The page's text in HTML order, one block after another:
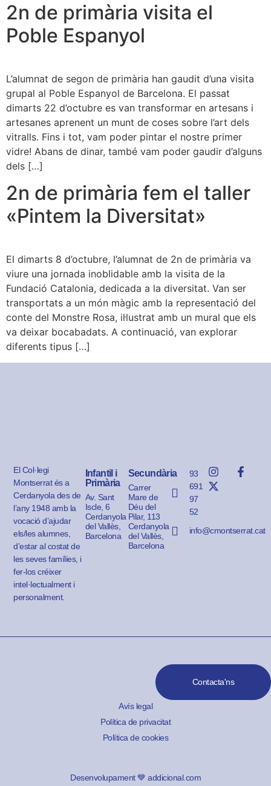
2n de primària visita el
Poble Espanyol
L’alumnat de segon de primària han gaudit d’una visita
grupal al Poble Espanyol de Barcelona. El passat
dimarts 22 d’octubre es van transformar en artesans i
artesanes aprenent un munt de coses sobre l’art dels
vitralls. Fins i tot, vam poder pintar el nostre primer
vidre! Abans de dinar, també vam poder gaudir d’alguns
dels […]
2n de primària fem el taller
«Pintem la Diversitat»
El dimarts 8 d’octubre, l’alumnat de 2n de primària va
viure una jornada inoblidable amb la visita de la
Fundació Catalonia, dedicada a la diversitat. Van ser
transportats a un món màgic amb la representació del
conte del Monstre Rosa, il·lustrat amb un mural que els
va deixar bocabadats. A continuació, van explorar
diferents tipus […]
El Col·legi
Montserrat és a
Cerdanyola des de
l’any 1948 amb la
vocació d’ajudar
els/les alumnes,
d’estar al costat de
les seves famílies, i
fer-los créixer
intel·lectualment i
personalment.
Infantil i
Primària
Av. Sant
Iscle, 6
Cerdanyola
del Vallès,
Barcelona
Secundària
Carrer
Mare de
Déu del
Pilar, 113
Cerdanyola
del Vallès,
Barcelona
93
691
97
52
info@cmontserrat.cat
Contacta'ns
Avís legal
Política de privacitat
Política de cookies
Desenvolupament 💙 addicional.com